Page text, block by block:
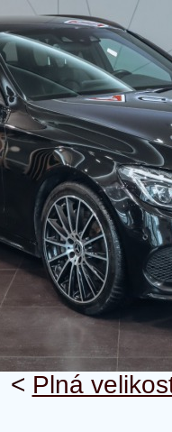
< Plná